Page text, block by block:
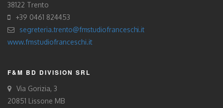
38122 Trento
+39 0461 824453
segreteria.trento@fmstudiofranceschi.it
www.fmstudiofranceschi.it
F&M BD DIVISION SRL
Via Gorizia, 3
20851 Lissone MB